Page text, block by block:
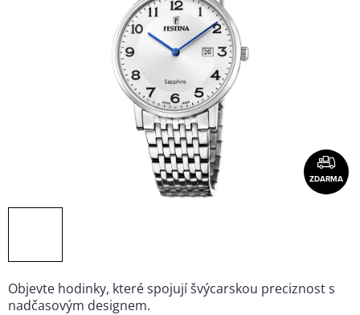
ZDARMA
Objevte hodinky, které spojují švýcarskou preciznost s
nadčasovým designem.